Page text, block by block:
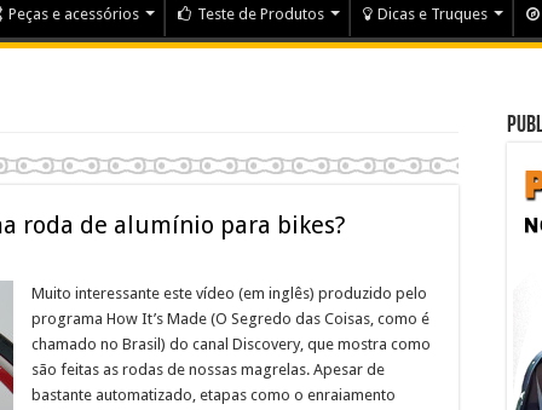
Peças e acessórios Teste de Produtos Dicas e Truques
roda de alumínio para bikes?
Muito interessante este vídeo (em inglês) produzido pelo
programa How It’s Made (O Segredo das Coisas, como é
chamado no Brasil) do canal Discovery, que mostra como
são feitas as rodas de nossas magrelas. Apesar de
bastante automatizado, etapas como o enraiamento